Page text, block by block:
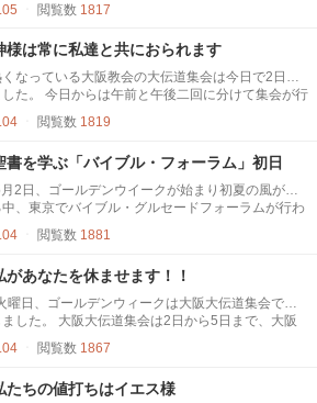
「故郷の春」は春を迎え、自然と故郷を思い起こ
ました。続いて、東京恩恵教会のゆり合唱団による
美しいハーモニーの讃美歌が会場いっぱいに鳴り
。 講師...
閲覧数 1817
様は常に私達と共におられます
なっている大阪教会の大伝道集会は今日で2日目
した。 今日からは午前と午後二回に分けて集会が行
た。 今日も喜びニュース北プサン教会から来られた
ン牧師によって御言葉が伝えられました。 北プサ
葉を伝えてくれました。 ここでは早朝にぶどう園に
者と夕方5時に入った労働者について話していま
閲覧数 1819
書を学ぶ「バイブル・フォーラム」初日
2日、ゴールデンウイークが始まり初夏の風が感
中、東京でバイブル・グルセードフォーラムが行わ
。韓国からキム・ジンソン牧師を招き、５日まで4
で行われる本フォーラムには初日から多くの参加
を正しく知り、聖書について考える」という趣旨
本フォーラムには、韓国・大邱からアレグリア・
閲覧数 1881
あなたを休ませます！！
曜日、ゴールデンウィークは大阪大伝道集会でス
した。 大阪大伝道集会は2日から5日まで、大阪
ース教会で毎日午前10:30、午後7:30 2回に分けて
。 韓国の釜山教会から来られたソン•ムソン牧師
間病を患った人の話の内容を元に福音を伝えまし
閲覧数 1867
たちの値打ちはイエス様